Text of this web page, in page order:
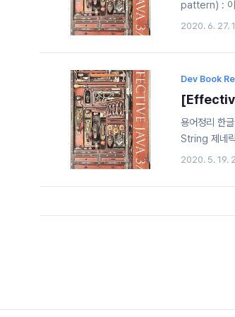
pattern) : 이
static final
2020. 6. 27.
Dev Book
용어정리 한
String 제네
unbounded
템에 속하지
2020. 5. 19.